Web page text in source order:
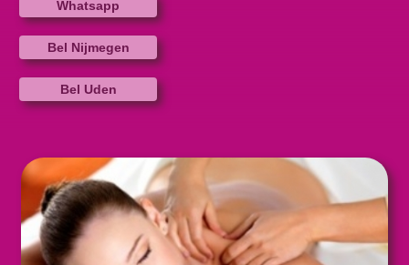
Whatsapp
Bel Nijmegen
Bel Uden